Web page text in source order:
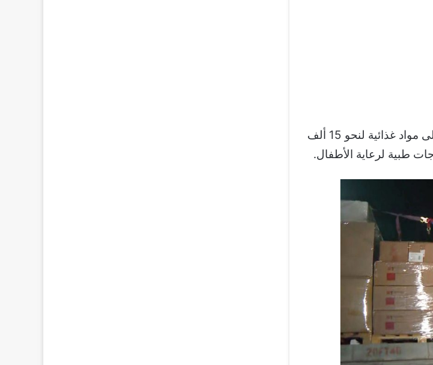
ووفق وكالة أنباء في امارات، تشمل المساعدات في مرحلتها الأولى مواد غذائية لنحو 15 ألف
طبية لرعاية الأطفال.